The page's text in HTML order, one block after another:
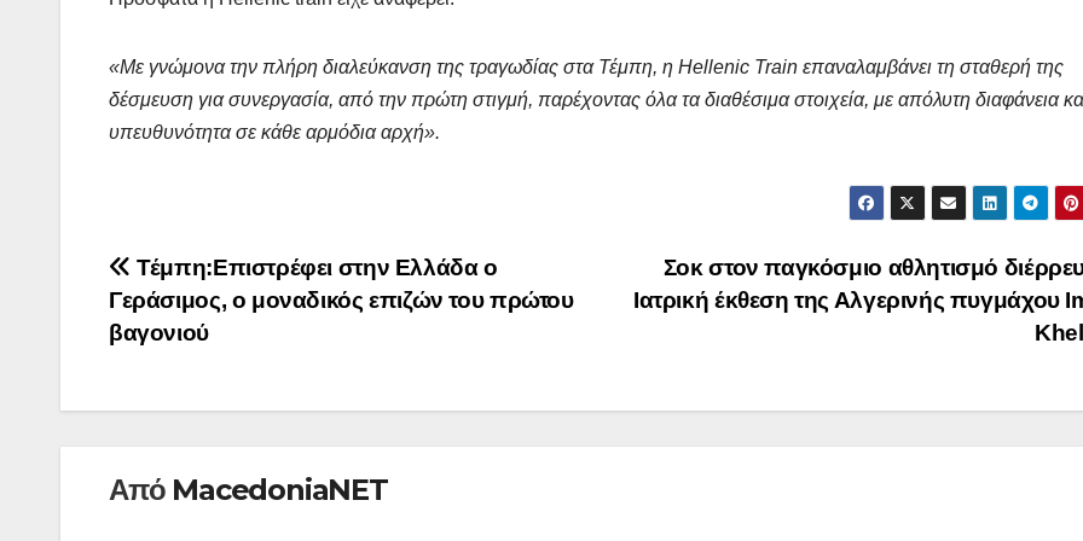
«Με γνώμονα την πλήρη διαλεύκανση της τραγωδίας στα Τέμπη, η Hellenic Train επαναλαμβάνει τη σταθερή της
δέσμευση για συνεργασία, από την πρώτη στιγμή, παρέχοντας όλα τα διαθέσιμα στοιχεία, με απόλυτη διαφάνεια
υπευθυνότητα σε κάθε αρμόδια αρχή».
Πλοήγηση
άρθρων
Σοκ στον παγκόσμιο αθλητισμό
Ιατρική έκθεση της Αλγερινής πυγμάχου
Τέμπη:Επιστρέφει στην Ελλάδα ο
Γεράσιμος, ο μοναδικός επιζών του πρώτου
βαγονιού
Από MacedoniaNET
Ποιοι είναι
Φωτίες;
14 ΑΥΓΟΎΣΤΟΥ 2024
ΑΝΟΔΙΚΉ ΤΆΣΗ
Τι
10 ΜΑΪ́ΟΥ